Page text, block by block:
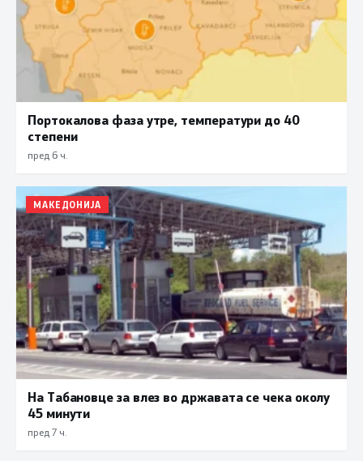
Портокалова фаза утре, температури до 40
степени
пред 6 ч.
МАКЕДОНИЈА
На Табановце за влез во државата се чека околу
45 минути
пред 7 ч.